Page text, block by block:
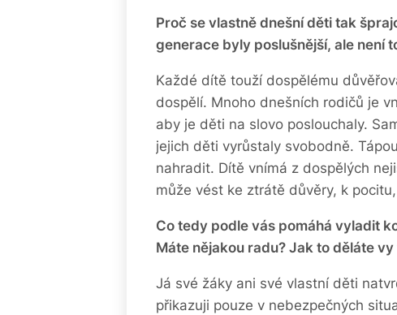
Proč se vlastně dnešní děti tak
generace byly poslušnější, ale není
Každé dítě touží dospělému
dospělí. Mnoho dnešních rodičů je
aby je děti na slovo poslouchaly.
jejich děti vyrůstaly svobodně.
nahradit. Dítě vnímá z dospělých
může vést ke ztrátě důvěry, k
Co tedy podle vás pomáhá vyladit
Máte nějakou radu? Jak to děláte
Já své žáky ani své vlastní děti
přikazuji pouze v nebezpečných